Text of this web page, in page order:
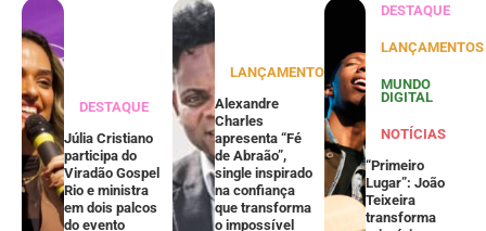
DESTAQUE
Júlia Cristiano
participa do
Viradão Gospel
Rio e ministra
em dois palcos
do evento
LANÇAMENTOS
Alexandre
Charles
apresenta “Fé
de Abraão”,
single inspirado
na confiança
que transforma
o impossível
DESTAQUE
LANÇAMENTOS
MUNDO
DIGITAL
NOTÍCIAS
“Primeiro
Lugar”: João
Teixeira
transforma